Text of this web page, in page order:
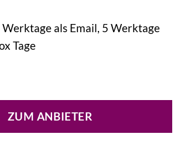
als Email, 5 Werktage
Tage
ZUM ANBIETER